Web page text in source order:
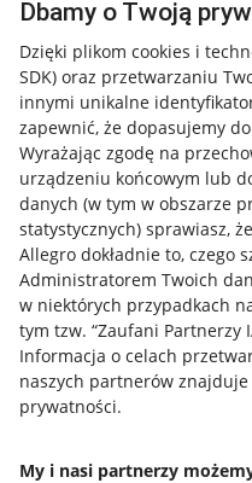
Dbamy o Twoją
Dzięki plikom cookies i
SDK) oraz przetwarzaniu
innymi unikalne
zapewnić, że dopasujemy
Wyrażając zgodę na
urządzeniu końcowym lub
danych (w tym w obszarze
statystycznych) sprawiasz,
Allegro dokładnie to, czego
Administratorem Twoich
w niektórych przypadkach
tym tzw. “Zaufani Partnerzy
Informacja o celach
naszych partnerów
prywatności.
My i nasi partnerzy
Przydatne informacje
Jak to działa